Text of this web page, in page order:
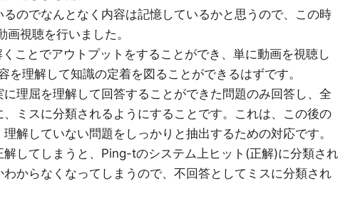
のでなんとなく内容は記憶しているかと思うので、この時
視聴を行いました。
ことでアウトプットをすることができ、単に動画を視聴し
を理解して知識の定着を図ることができるはずです。
理屈を理解して回答することができた問題のみ回答し、全
ミスに分類されるようにすることです。これは、この後の
解していない問題をしっかりと抽出するための対応です。
してしまうと、Ping-tのシステム上ヒット(正解)に分類され
からなくなってしまうので、不回答としてミスに分類され